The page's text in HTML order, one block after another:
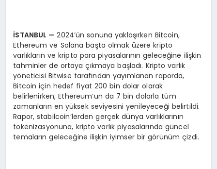
İSTANBUL —2024’ün sonuna yaklaşırken Bitcoin,
Ethereum ve Solana başta olmak üzere kripto
varlıkların ve kripto para piyasalarının geleceğine ilişkin
tahminler de ortaya çıkmaya başladı. Kripto varlık
yöneticisi Bitwise tarafından yayımlanan raporda,
Bitcoin için hedef fiyat 200 bin dolar olarak
belirlenirken, Ethereum’un da 7 bin dolarla tüm
zamanların en yüksek seviyesini yenileyeceği belirtildi.
Rapor, stabilcoin’lerden gerçek dünya varlıklarının
tokenizasyonuna, kripto varlık piyasalarında güncel
temaların geleceğine ilişkin iyimser bir görünüm çizdi.